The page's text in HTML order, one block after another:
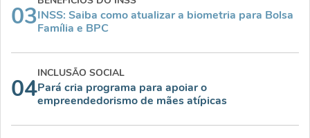
03INSS: Saiba como atualizar a biometria para Bolsa
Família e BPC
04
INCLUSÃO SOCIAL
Pará cria programa para apoiar o
empreendedorismo de mães atípicas